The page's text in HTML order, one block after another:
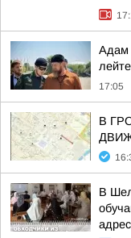
Адам
17:05
В
В